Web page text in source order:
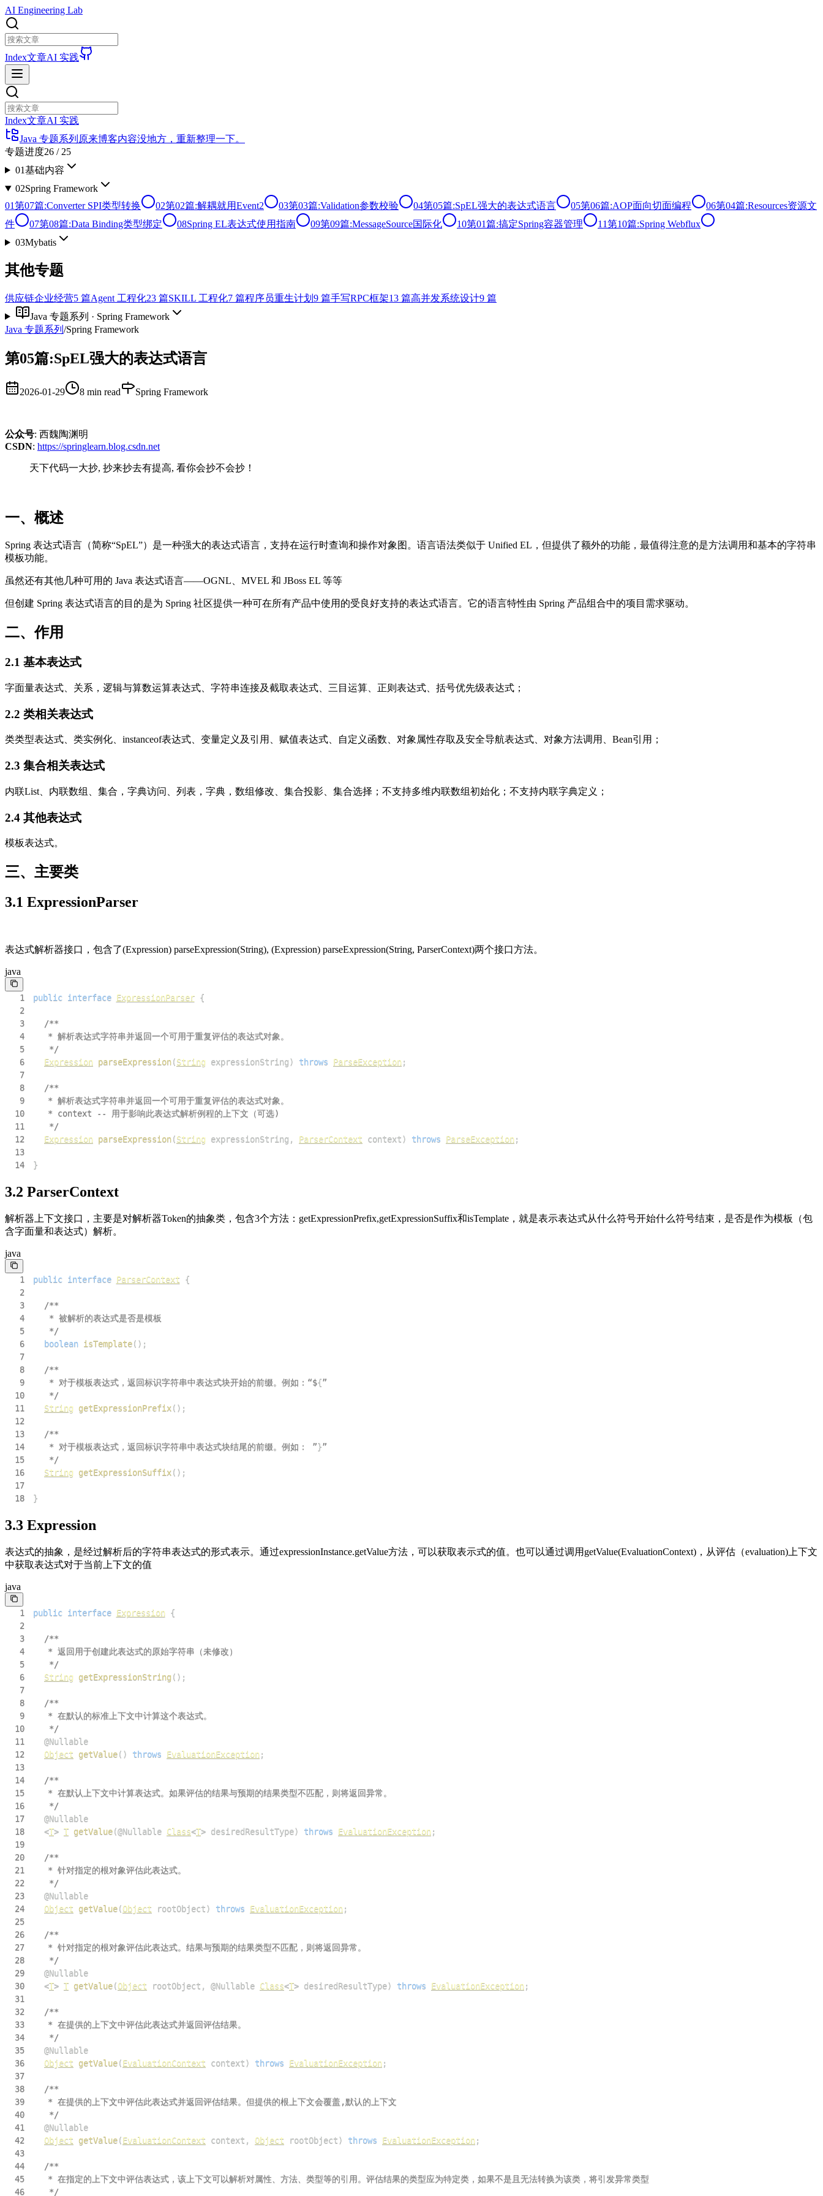
AI Engineering Lab
Index文章AI 实践
Index文章AI 实践
Java 专题系列 原来博客内容没地方，重新整理一下。
专题进度26 / 25
01基础内容
02Spring Framework
01第07篇:Converter SPI类型转换 02第02篇:解耦就用Event2 03第03篇:Validation参数校验 04第05篇:SpEL强大的表达式语言 05第06篇:AOP面向切面编程 06第04篇:Resources资源文
件
07第08篇:Data Binding类型绑定 08Spring EL表达式使用指南 09第09篇:MessageSource国际化 10第01篇:搞定Spring容器管理 11第10篇:Spring Webflux
03Mybatis
其他专题
供应链企业经营5 篇Agent 工程化23 篇SKILL 工程化7 篇程序员重生计划 9 篇手写RPC框架13 篇高并发系统设计9 篇
Java 专题系列 · Spring Framework
Java 专题系列 /Spring Framework
第05篇:SpEL强大的表达式语言
2026-01-29 8 min read Spring Framework
公众号: 西魏陶渊明
CSDN: https://springlearn.blog.csdn.net
天下代码一大抄, 抄来抄去有提高, 看你会抄不会抄！
一、概述
Spring 表达式语言（简称“SpEL”）是一种强大的表达式语言，支持在运行时查询和操作对象图。语言语法类似于 Unified EL，但提供了额外的功能，最值得注意的是方法调用和基本的字符串
模板功能。
虽然还有其他几种可用的 Java 表达式语言——OGNL、MVEL 和 JBoss EL 等等
但创建 Spring 表达式语言的目的是为 Spring 社区提供一种可在所有产品中使用的受良好支持的表达式语言。它的语言特性由 Spring 产品组合中的项目需求驱动。
二、作用
2.1 基本表达式
字面量表达式、关系，逻辑与算数运算表达式、字符串连接及截取表达式、三目运算、正则表达式、括号优先级表达式；
2.2 类相关表达式
类类型表达式、类实例化、instanceof表达式、变量定义及引用、赋值表达式、自定义函数、对象属性存取及安全导航表达式、对象方法调用、Bean引用；
2.3 集合相关表达式
内联List、内联数组、集合，字典访问、列表，字典，数组修改、集合投影、集合选择；不支持多维内联数组初始化；不支持内联字典定义；
2.4 其他表达式
模板表达式。
三、主要类
3.1 ExpressionParser
表达式解析器接口，包含了(Expression) parseExpression(String), (Expression) parseExpression(String, ParserContext)两个接口方法。
java
1 public interface ExpressionParser {
2
3
4
5
	 */
6
Expression parseExpression(String expressionString) throws ParseException;
7
8
9
10
11
	 */
12
Expression parseExpression(String expressionString , ParserContext context) throws ParseException;
13
14
}
3.2 ParserContext
解析器上下文接口，主要是对解析器Token的抽象类，包含3个方法：getExpressionPrefix,getExpressionSuffix和isTemplate，就是表示表达式从什么符号开始什么符号结束，是否是作为模板（包
含字面量和表达式）解析。
java
1 public interface ParserContext
{
2
3
4
5
	 */
6
boolean isTemplate( ) ;
7
8
9
	 * 对于模板表达式，返回标识字符串中表达式块开始的前缀。例如：“$
{
10
	 */
11
String getExpressionPrefix( ) ;
12
13
14
	 * 对于模板表达式，返回标识字符串中表达式块结尾的前缀。例如： ”
}
15
	 */
16
String getExpressionSuffix( ) ;
17
18
}
3.3 Expression
表达式的抽象，是经过解析后的字符串表达式的形式表示。通过expressionInstance.getValue方法，可以获取表示式的值。也可以通过调用getValue(EvaluationContext)，从评估（evaluation)上下文
中获取表达式对于当前上下文的值
java
1 public interface Expression {
2
3
4
5
	 */
6
String getExpressionString ( ) ;
7
8
9
10
	 */
11
@Nullable
12
Object getValue( ) throws EvaluationException;
13
14
15
16
	 */
17
@Nullable
18
<T> T getValue(@Nullable Class<T> desiredResultType) throws EvaluationException;
19
20
21
22
	 */
23
@Nullable
24
Object getValue(Object rootObject) throws EvaluationException;
25
26
27
28
	 */
29
@Nullable
30
<T> T getValue(Object rootObject , @Nullable Class<T> desiredResultType) throws EvaluationException;
31
32
33
34
	 */
35
@Nullable
36
Object getValue(EvaluationContext context) throws EvaluationException;
37
38
39
40
	 */
41
@Nullable
42
Object getValue(EvaluationContext context , Object rootObject) throws EvaluationException;
43
44
45
46
	 */